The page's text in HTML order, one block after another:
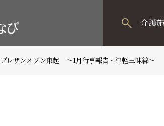
介護
プレザンメゾン東起 ～1月行事報告・津軽三味線～